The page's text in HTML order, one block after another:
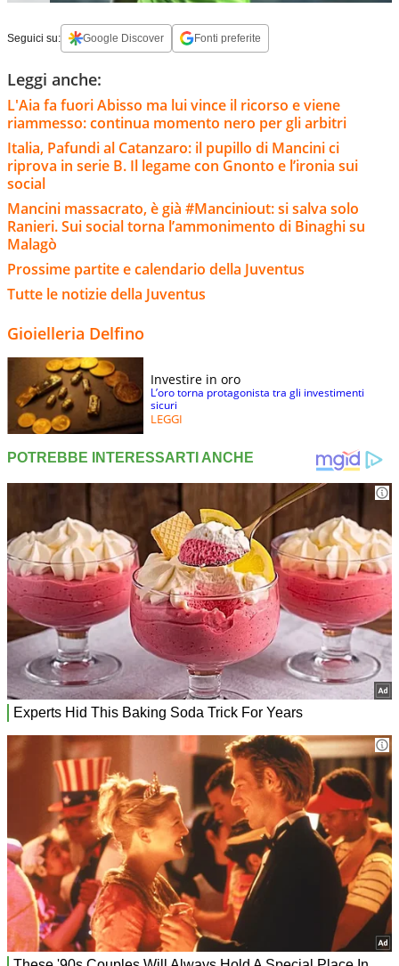
Seguici su: Google Discover Fonti preferite
Leggi anche:
L'Aia fa fuori Abisso ma lui vince il ricorso e viene
riammesso: continua momento nero per gli arbitri
Italia, Pafundi al Catanzaro: il pupillo di Mancini ci
riprova in serie B. Il legame con Gnonto e l’ironia sui
social
Mancini massacrato, è già #Manciniout: si salva solo
Ranieri. Sui social torna l’ammonimento di Binaghi su
Malagò
Prossime partite e calendario della Juventus
Tutte le notizie della Juventus
Gioielleria Delfino
Investire in oro
L’oro torna protagonista tra gli investimenti
sicuri
LEGGI